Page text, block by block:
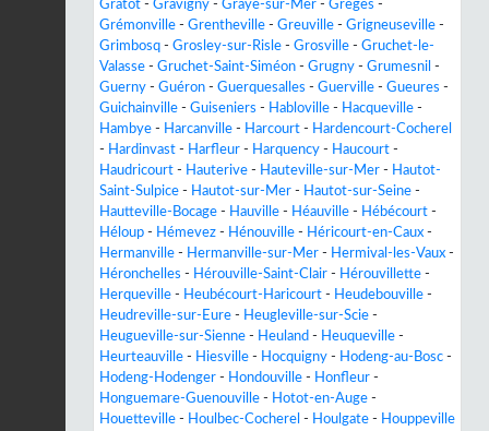
Gratot - Gravigny - Graye-sur-Mer - Grèges -
Grémonville - Grentheville - Greuville - Grigneuseville -
Grimbosq - Grosley-sur-Risle - Grosville - Gruchet-le-
Valasse - Gruchet-Saint-Siméon - Grugny - Grumesnil -
Guerny - Guéron - Guerquesalles - Guerville - Gueures -
Guichainville - Guiseniers - Habloville - Hacqueville -
Hambye - Harcanville - Harcourt - Hardencourt-Cocherel
- Hardinvast - Harfleur - Harquency - Haucourt -
Haudricourt - Hauterive - Hauteville-sur-Mer - Hautot-
Saint-Sulpice - Hautot-sur-Mer - Hautot-sur-Seine -
Hautteville-Bocage - Hauville - Héauville - Hébécourt -
Héloup - Hémevez - Hénouville - Héricourt-en-Caux -
Hermanville - Hermanville-sur-Mer - Hermival-les-Vaux -
Héronchelles - Hérouville-Saint-Clair - Hérouvillette -
Herqueville - Heubécourt-Haricourt - Heudebouville -
Heudreville-sur-Eure - Heugleville-sur-Scie -
Heugueville-sur-Sienne - Heuland - Heuqueville -
Heurteauville - Hiesville - Hocquigny - Hodeng-au-Bosc -
Hodeng-Hodenger - Hondouville - Honfleur -
Honguemare-Guenouville - Hotot-en-Auge -
Houetteville - Houlbec-Cocherel - Houlgate - Houppeville